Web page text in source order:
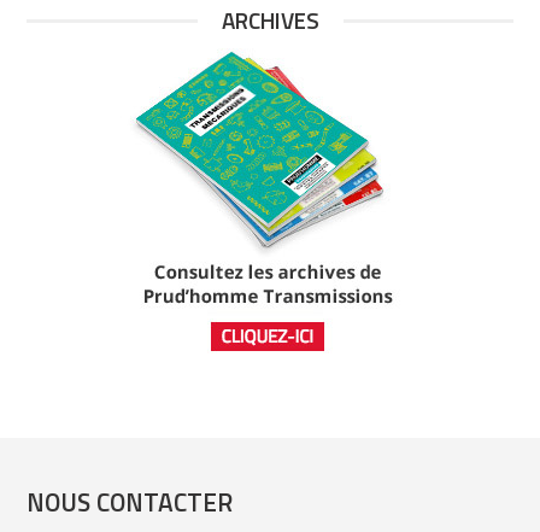
ARCHIVES
NOUS CONTACTER